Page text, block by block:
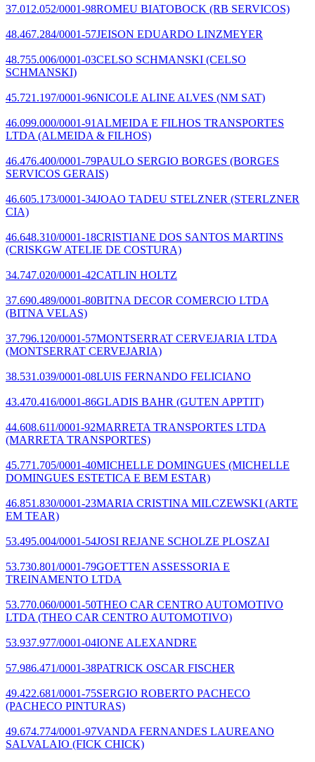
37.012.052/0001-98ROMEU BIATOBOCK (RB SERVICOS)
48.467.284/0001-57JEISON EDUARDO LINZMEYER
48.755.006/0001-03CELSO SCHMANSKI (CELSO
SCHMANSKI)
45.721.197/0001-96NICOLE ALINE ALVES (NM SAT)
46.099.000/0001-91 ALMEIDA E FILHOS TRANSPORTES
LTDA (ALMEIDA & FILHOS)
46.476.400/0001-79PAULO SERGIO BORGES (BORGES
SERVICOS GERAIS)
46.605.173/0001-34JOAO TADEU STELZNER (STERLZNER
CIA)
46.648.310/0001-18CRISTIANE DOS SANTOS MARTINS
(CRISKGW ATELIE DE COSTURA)
34.747.020/0001-42CATLIN HOLTZ
37.690.489/0001-80BITNA DECOR COMERCIO LTDA
(BITNA VELAS)
37.796.120/0001-57MONTSERRAT CERVEJARIA LTDA
(MONTSERRAT CERVEJARIA)
38.531.039/0001-08LUIS FERNANDO FELICIANO
43.470.416/0001-86GLADIS BAHR (GUTEN APPTIT)
44.608.611/0001-92MARRETA TRANSPORTES LTDA
(MARRETA TRANSPORTES)
45.771.705/0001-40MICHELLE DOMINGUES (MICHELLE
DOMINGUES ESTETICA E BEM ESTAR)
46.851.830/0001-23MARIA CRISTINA MILCZEWSKI (ARTE
EM TEAR)
53.495.004/0001-54JOSI REJANE SCHOLZE PLOSZAI
53.730.801/0001-79GOETTEN ASSESSORIA E
TREINAMENTO LTDA
53.770.060/0001-50THEO CAR CENTRO AUTOMOTIVO
LTDA (THEO CAR CENTRO AUTOMOTIVO)
53.937.977/0001-04IONE ALEXANDRE
57.986.471/0001-38PATRICK OSCAR FISCHER
49.422.681/0001-75SERGIO ROBERTO PACHECO
(PACHECO PINTURAS)
49.674.774/0001-97VANDA FERNANDES LAUREANO
SALVALAIO (FICK CHICK)